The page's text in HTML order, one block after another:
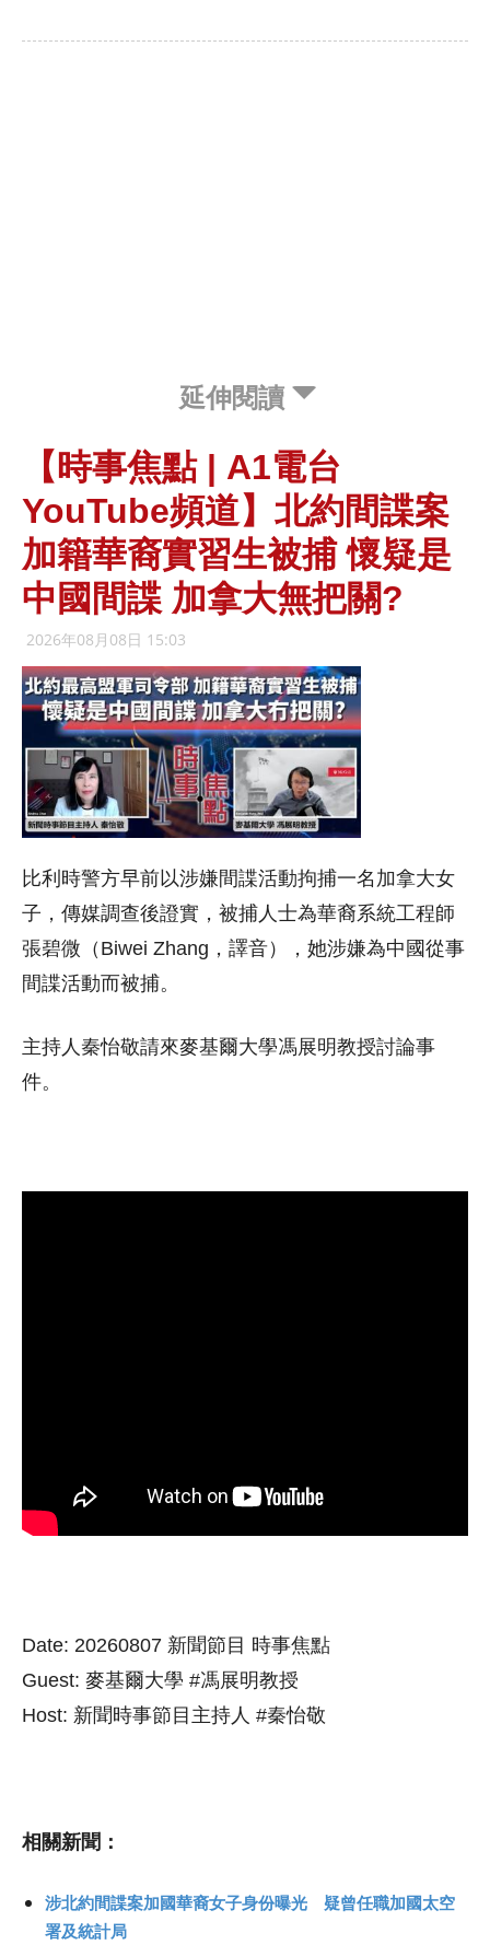
延伸閱讀
【時事焦點 | A1電台
YouTube頻道】北約間諜案
加籍華裔實習生被捕 懷疑是
中國間諜 加拿大無把關?
2026年08月08日 15:03
比利時警方早前以涉嫌間諜活動拘捕一名加拿大女
子，傳媒調查後證實，被捕人士為華裔系統工程師
張碧微（Biwei Zhang，譯音），她涉嫌為中國從事
間諜活動而被捕。
主持人秦怡敬請來麥基爾大學馮展明教授討論事
件。
Date: 20260807 新聞節目 時事焦點
Guest: 麥基爾大學 #馮展明教授
Host: 新聞時事節目主持人 #秦怡敬
相關新聞：
涉北約間諜案加國華裔女子身份曝光 疑曾任職加國太空
署及統計局